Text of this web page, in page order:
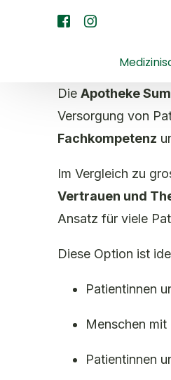
Die Apotheke
Versorgung von
Fachkompetenz
Im Vergleich zu
Vertrauen und
Ansatz für viele
Diese Option ist
Patientinnen
Menschen
Patientinnen